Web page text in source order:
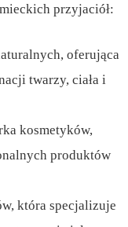
przyjaciół:
oferująca
twarzy, ciała i
kosmetyków,
produktów
która specjalizuje